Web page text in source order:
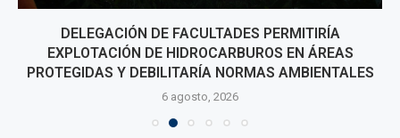
DELEGACIÓN DE FACULTADES PERMITIRÍA
EXPLOTACIÓN DE HIDROCARBUROS EN ÁREAS
PROTEGIDAS Y DEBILITARÍA NORMAS AMBIENTALES
6 agosto, 2026